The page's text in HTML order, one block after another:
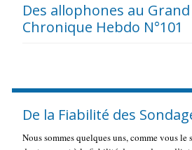
Des allophones au Grand
Chronique Hebdo N°101
De la Fiabilité des
Nous sommes quelques uns, comme vous le